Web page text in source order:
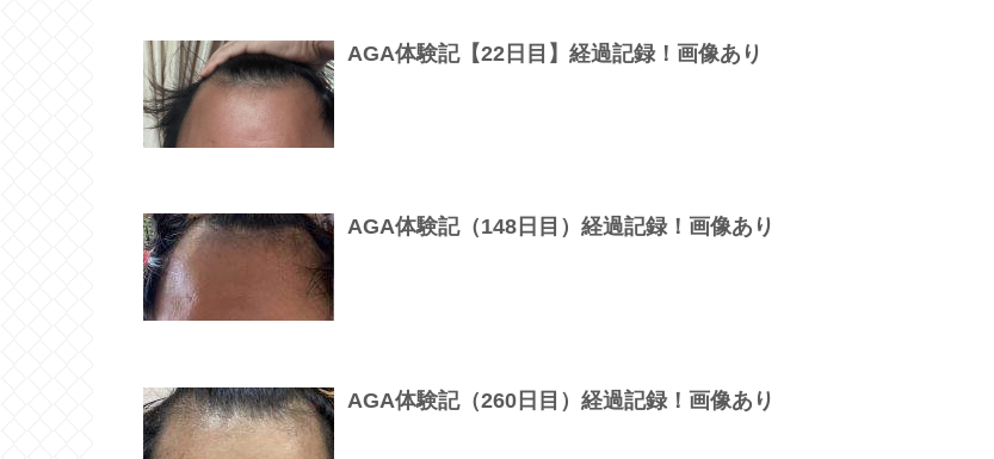
AGA体験記【22日目】経過記録！画像あり
AGA体験記（148日目）経過記録！画像あり
AGA体験記（260日目）経過記録！画像あり